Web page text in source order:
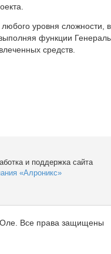
уровня сложности,
функции
средств.
и поддержка сайта
«Алроникс»
Все права защищены